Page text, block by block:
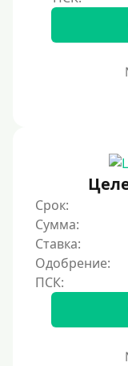
35000 руб
40000 руб
150000 руб
200000 руб
250000 руб
300000 руб
500000 руб
Срок:
Сумма:
Ставка:
Одобрение: